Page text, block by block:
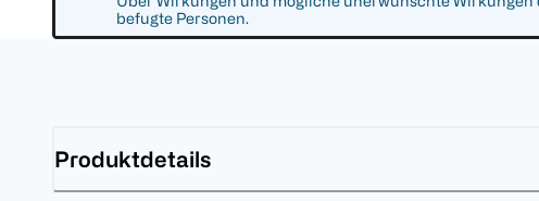
befugte Personen.
Produktdetails